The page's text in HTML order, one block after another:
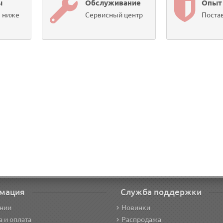
ниже
Обслуживание
Сервисный центр
Опыт
и оплата
Служба поддержки
Новинки
Распродажа